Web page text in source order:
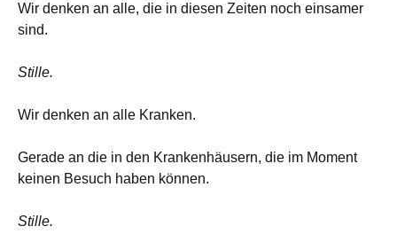
Wir denken an alle, die in diesen Zeiten noch einsamer
sind.
Stille.
Wir denken an alle Kranken.
Gerade an die in den Krankenhäusern, die im Moment
keinen Besuch haben können.
Stille.